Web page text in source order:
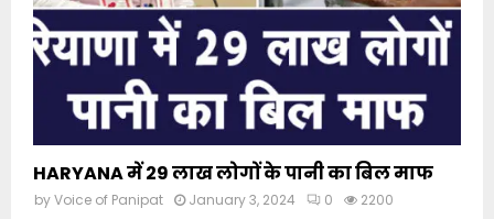
HARYANA में 29 लाख लोगों के पानी का बिल माफ
byVoice of Panipat January 3, 2024 0 2200